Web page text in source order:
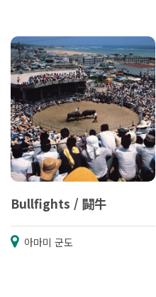
Bullfights / 闘牛
아마미 군도